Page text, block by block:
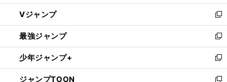
ウ
ィ
ン
ド
ウ
で
開
く
し
い
ウ
ィ
ン
ド
ウ
で
Vジャンプ
新
し
い
ウ
ィ
ン
ド
最強ジャンプ
新
し
い
ウ
少年ジャンプ+
新
し
ジャンプTOON